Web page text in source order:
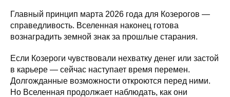
Главный принцип марта 2026 года для Козерогов —
справедливость. Вселенная наконец готова
вознаградить земной знак за прошлые старания.
Если Козероги чувствовали нехватку денег или застой
в карьере — сейчас наступает время перемен.
Долгожданные возможности откроются перед ними.
Но Вселенная продолжает наблюдать, как они